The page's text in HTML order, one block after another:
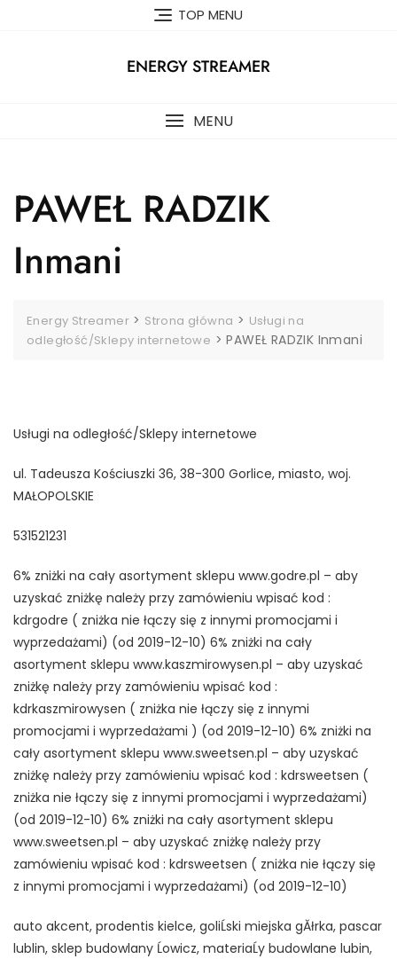
TOP MENU
ENERGY STREAMER
MENU
PAWEŁ RADZIK
Inmani
Energy Streamer > Strona główna > Usługi na
odległość/Sklepy internetowe >PAWEŁ RADZIK Inmani
Usługi na odległość/Sklepy internetowe
ul. Tadeusza Kościuszki 36, 38-300 Gorlice, miasto, woj.
MAŁOPOLSKIE
531521231
6% zniżki na cały asortyment sklepu www.godre.pl – aby
uzyskać zniżkę należy przy zamówieniu wpisać kod :
kdrgodre ( zniżka nie łączy się z innymi promocjami i
wyprzedażami) (od 2019-12-10) 6% zniżki na cały
asortyment sklepu www.kaszmirowysen.pl – aby uzyskać
zniżkę należy przy zamówieniu wpisać kod :
kdrkaszmirowysen ( zniżka nie łączy się z innymi
promocjami i wyprzedażami ) (od 2019-12-10) 6% zniżki na
cały asortyment sklepu www.sweetsen.pl – aby uzyskać
zniżkę należy przy zamówieniu wpisać kod : kdrsweetsen (
zniżka nie łączy się z innymi promocjami i wyprzedażami)
(od 2019-12-10) 6% zniżki na cały asortyment sklepu
www.sweetsen.pl – aby uzyskać zniżkę należy przy
zamówieniu wpisać kod : kdrsweetsen ( zniżka nie łączy się
z innymi promocjami i wyprzedażami) (od 2019-12-10)
auto akcent, prodentis kielce, goliĹski miejska gĂłrka, pascar
lublin, sklep budowlany Ĺowicz, materiaĹy budowlane lubin,